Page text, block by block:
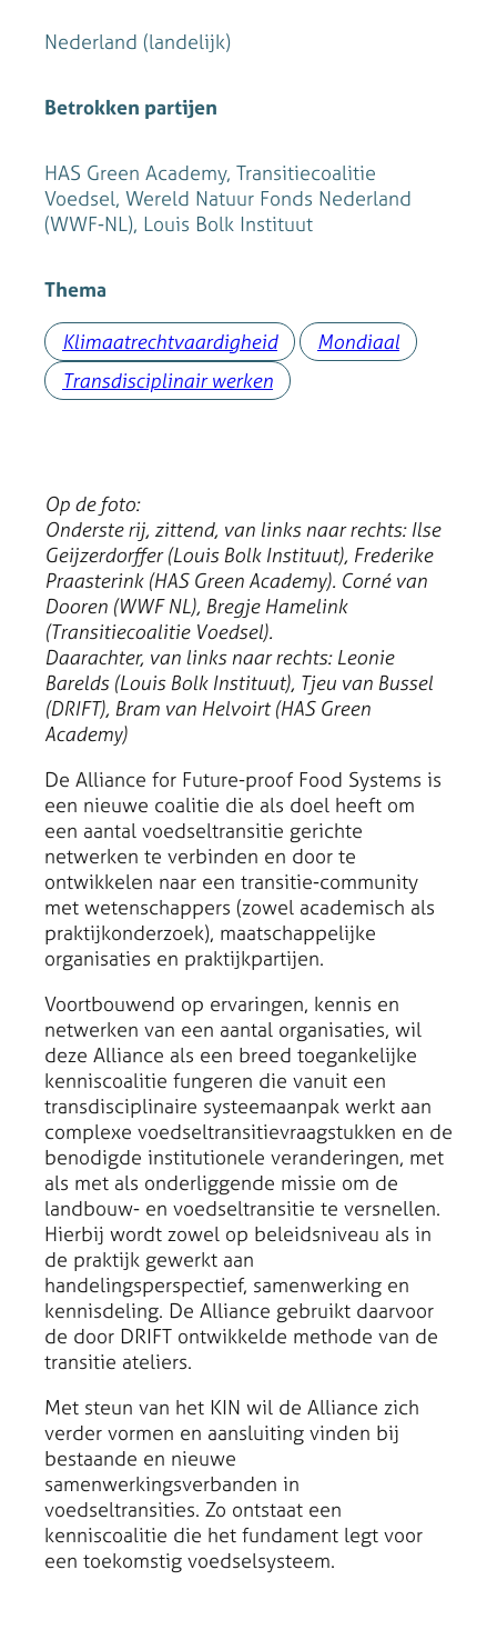
Nederland (landelijk)
Betrokken partijen
HAS Green Academy, Transitiecoalitie
Voedsel, Wereld Natuur Fonds Nederland
(WWF-NL), Louis Bolk Instituut
Thema
Klimaatrechtvaardigheid
Mondiaal
Transdisciplinair werken
Op de foto:
Onderste rij, zittend, van links naar rechts: Ilse
Geijzerdorffer (Louis Bolk Instituut), Frederike
Praasterink (HAS Green Academy). Corné van
Dooren (WWF NL), Bregje Hamelink
(Transitiecoalitie Voedsel).
Daarachter, van links naar rechts: Leonie
Barelds (Louis Bolk Instituut), Tjeu van Bussel
(DRIFT), Bram van Helvoirt (HAS Green
Academy)
De Alliance for Future-proof Food Systems is
een nieuwe coalitie die als doel heeft om
een aantal voedseltransitie gerichte
netwerken te verbinden en door te
ontwikkelen naar een transitie-community
met wetenschappers (zowel academisch als
praktijkonderzoek), maatschappelijke
organisaties en praktijkpartijen.
Voortbouwend op ervaringen, kennis en
netwerken van een aantal organisaties, wil
deze Alliance als een breed toegankelijke
kenniscoalitie fungeren die vanuit een
transdisciplinaire systeemaanpak werkt aan
complexe voedseltransitievraagstukken en de
benodigde institutionele veranderingen, met
als met als onderliggende missie om de
landbouw- en voedseltransitie te versnellen.
Hierbij wordt zowel op beleidsniveau als in
de praktijk gewerkt aan
handelingsperspectief, samenwerking en
kennisdeling. De Alliance gebruikt daarvoor
de door DRIFT ontwikkelde methode van de
transitie ateliers.
Met steun van het KIN wil de Alliance zich
verder vormen en aansluiting vinden bij
bestaande en nieuwe
samenwerkingsverbanden in
voedseltransities. Zo ontstaat een
kenniscoalitie die het fundament legt voor
een toekomstig voedselsysteem.